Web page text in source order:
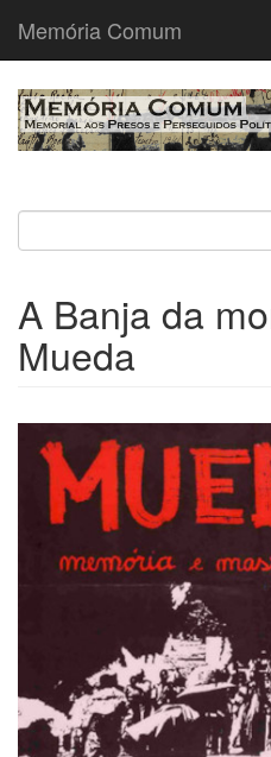
Passar
para
Memória Comum
A Banja da
Mueda